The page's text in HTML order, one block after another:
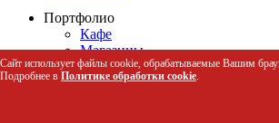
Портфолио
Кафе
Магазины
Прочее
Сайт использует файлы cookie, обрабатываемые Вашим
Подробнее в Политике обработки cookie.